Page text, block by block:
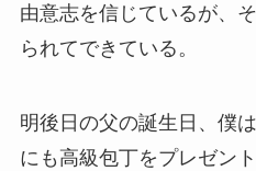
由意志を信じているが、
られてできている。
明後日の父の誕生日、僕
にも高級包丁をプレゼン